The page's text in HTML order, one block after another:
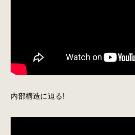
内部構造に迫る!